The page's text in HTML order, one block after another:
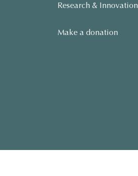
Research & Innovation
Make a donation